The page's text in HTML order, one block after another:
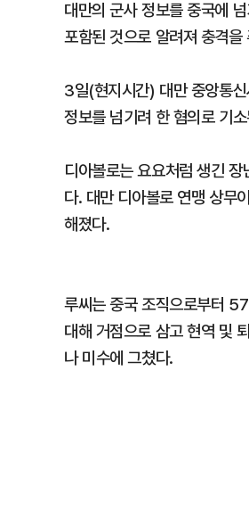
대만의 군사 정보를 중국에
포함된 것으로 알려져 충격을
3일(현지시간) 대만 중앙통
정보를 넘기려 한 혐의로 기
디아볼로는 요요처럼 생긴
다. 대만 디아볼로 연맹 상무
해졌다.
루씨는 중국 조직으로부터
대해 거점으로 삼고 현역 및
나 미수에 그쳤다.